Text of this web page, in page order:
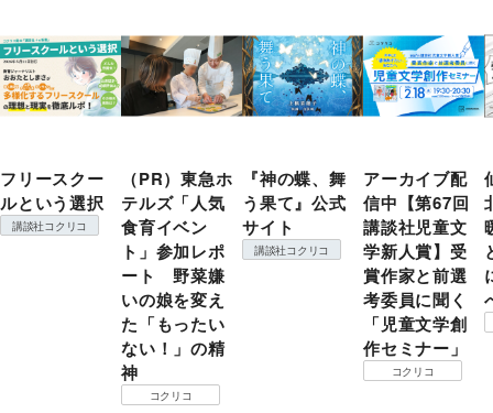
フリースクー
ルという選択
講談社コクリコ
（PR）東急ホ
テルズ「人気
食育イベン
ト」参加レポ
ート 野菜嫌
いの娘を変え
た「もったい
ない！」の精
神
コクリコ
『神の蝶、舞
う果て』公式
サイト
講談社コクリコ
アーカイブ配
信中【第67回
講談社児童文
学新人賞】受
賞作家と前選
考委員に聞く
「児童文学創
作セミナー」
コクリコ